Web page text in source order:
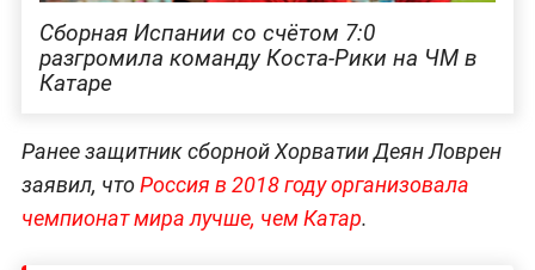
Сборная Испании со счётом 7:0
разгромила команду Коста-Рики на ЧМ в
Катаре
Ранее защитник сборной Хорватии Деян Ловрен
заявил, чтоРоссия в 2018 году организовала
чемпионат мира лучше, чем Катар.